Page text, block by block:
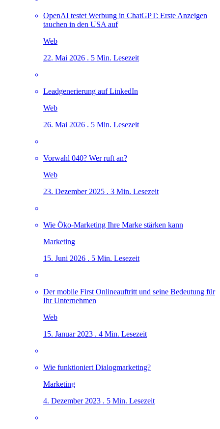
OpenAI testet Werbung in ChatGPT: Erste Anzeigen
tauchen in den USA auf
Web
22. Mai 2026 . 5 Min. Lesezeit
Leadgenerierung auf LinkedIn
Web
26. Mai 2026 . 5 Min. Lesezeit
Vorwahl 040? Wer ruft an?
Web
23. Dezember 2025 . 3 Min. Lesezeit
Wie Öko-Marketing Ihre Marke stärken kann
Marketing
15. Juni 2026 . 5 Min. Lesezeit
Der mobile First Onlineauftritt und seine Bedeutung für
Ihr Unternehmen
Web
15. Januar 2023 . 4 Min. Lesezeit
Wie funktioniert Dialogmarketing?
Marketing
4. Dezember 2023 . 5 Min. Lesezeit